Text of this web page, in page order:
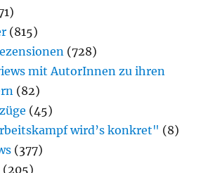
(815)
(728)
mit AutorInnen zu ihren
(82)
(45)
wird’s konkret" (8)
(377)
(205)